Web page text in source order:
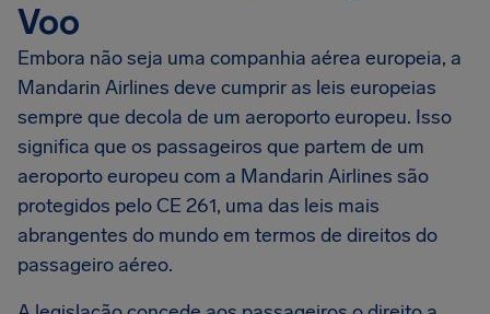
Voo
Embora não seja uma companhia aérea europeia, a
Mandarin Airlines deve cumprir as leis europeias
sempre que decola de um aeroporto europeu. Isso
significa que os passageiros que partem de um
aeroporto europeu com a Mandarin Airlines são
protegidos pelo CE 261, uma das leis mais
abrangentes do mundo em termos de direitos do
passageiro aéreo.